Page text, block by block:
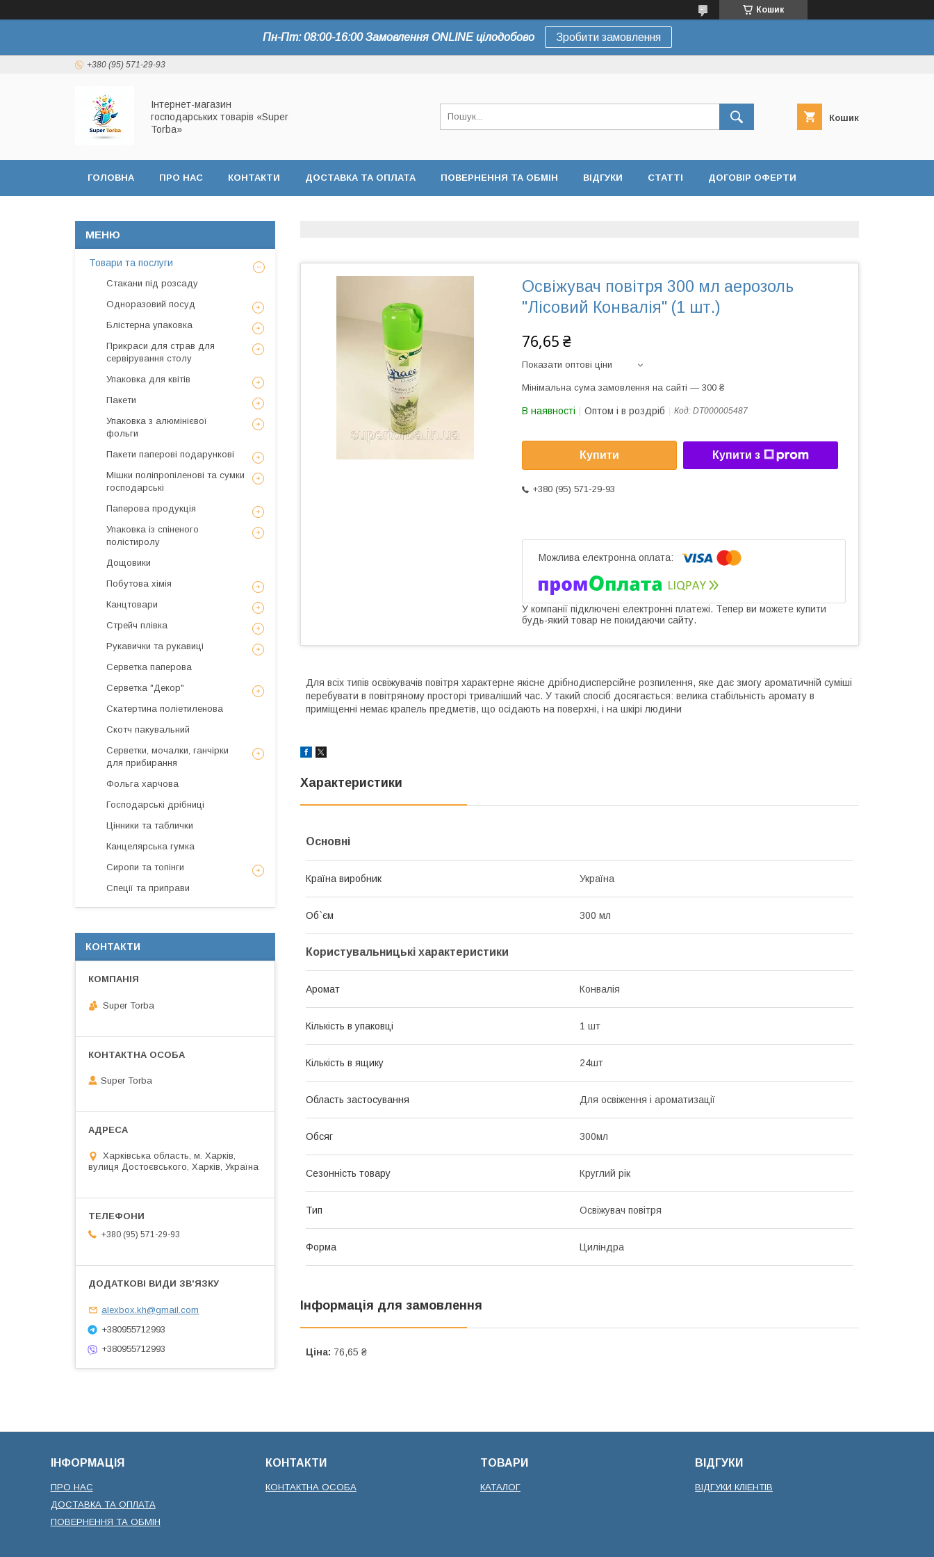
Кошик
Пн-Пт: 08:00-16:00 Замовлення ONLINE цілодобово Зробити замовлення
+380 (95) 571-29-93
Інтернет-магазин
господарських товарів «Super
Torba»
Кошик
ГОЛОВНА ПРО НАС КОНТАКТИ ДОСТАВКА ТА ОПЛАТА ПОВЕРНЕННЯ ТА ОБМІН ВІДГУКИ СТАТТІ ДОГОВІР ОФЕРТИ
Освіжувач повітря 300 мл аерозоль
"Лісовий Конвалія" (1 шт.)
76,65 ₴
Показати оптові ціни
Мінімальна сума замовлення на сайті — 300 ₴
В наявності Оптом і в роздріб Код: DT000005487
Купити Купити з
+380 (95) 571-29-93
У компанії підключені електронні платежі. Тепер ви можете купити
будь-який товар не покидаючи сайту.
Для всіх типів освіжувачів повітря характерне якісне дрібнодисперсійне розпилення, яке дає змогу ароматичній суміші
перебувати в повітряному просторі триваліший час. У такий спосіб досягається: велика стабільність аромату в
приміщенні немає крапель предметів, що осідають на поверхні, і на шкірі людини
Характеристики
Основні
Країна виробник Україна
Об`єм 300 мл
Користувальницькі характеристики
Аромат Конвалія
Кількість в упаковці 1 шт
Кількість в ящику 24шт
Область застосування Для освіження і ароматизації
Обсяг 300мл
Сезонність товару Круглий рік
Тип Освіжувач повітря
Форма Циліндра
Інформація для замовлення
Ціна: 76,65 ₴
Товари та послуги
Стакани під розсаду
Одноразовий посуд
Блістерна упаковка
Прикраси для страв для
сервірування столу
Упаковка для квітів
Пакети
Упаковка з алюмінієвої
фольги
Пакети паперові подарункові
Мішки поліпропіленові та сумки
господарські
Паперова продукція
Упаковка із спіненого
полістиролу
Дощовики
Побутова хімія
Канцтовари
Стрейч плівка
Рукавички та рукавиці
Серветка паперова
Серветка "Декор"
Скатертина поліетиленова
Скотч пакувальний
Серветки, мочалки, ганчірки
для прибирання
Фольга харчова
Господарські дрібниці
Цінники та таблички
Канцелярська гумка
Сиропи та топінги
Спеції та приправи
КОНТАКТИ
Super Torba
Super Torba
Харківська область, м. Харків,
вулиця Достоєвського, Харків, Україна
+380 (95) 571-29-93
alexbox.kh@gmail.com
+380955712993
+380955712993
ІНФОРМАЦІЯ
ПРО НАС
ДОСТАВКА ТА ОПЛАТА
ПОВЕРНЕННЯ ТА ОБМІН
КОНТАКТИ
КОНТАКТНА ОСОБА
ТОВАРИ
КАТАЛОГ
ВІДГУКИ
ВІДГУКИ КЛІЕНТІВ